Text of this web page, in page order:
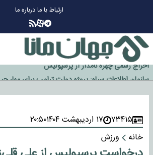
ارتباط با مادرباره ما
گزینه جدایی اوسمار روی میز مدیران پرسپولیس
آیا رئیس جمهور آمریکا قانون را دور می‌زند؟
اخراج رسمی چهره نامدار از پرسپولیس
سازمان اطلاعات سپاه: پروژه دولت ترامپ برای مهار
خورد
۷۳۴۱۵ ۱۷ اردیبهشت ۱۴۰۴
۲۰:۵۰
خانه
ورزش